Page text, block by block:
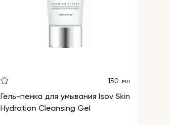
150 мл
Гель-пенка для умывания Isov Skin
Hydration Cleansing Gel